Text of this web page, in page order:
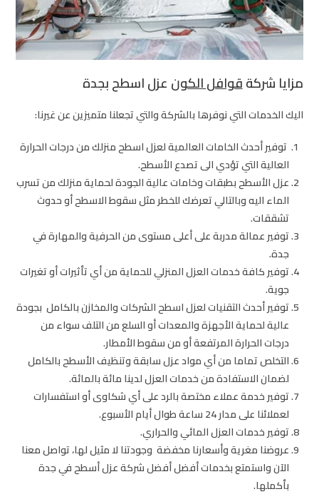
مزايا شركةقوافل الكون عزل اسطح بجدة
اليك الخدمات التي نوفرها بالشركة والتي تجعلنا متميزين عن غيرنا:
توفير أحدث الخامات العالمية لعزل اسطح منزلك من درجات الحرارة
العالية التي تؤدي الى تصدع الأسطح.
عزل الأسطح بطبقات وخامات عالية الجودة لحماية منزلك من تسرب
الماء اليه وبالتالي تعرضك للخطر مثل سقوط الاسطح أو حدوث
تشققات.
توفير عمالة مدربة على أعلى مستوى من الحرفية والمهارة في
جدة.
توفير كافة خدمات العزل المنزلي للحماية من أي تأثيرات أو تغيرات
جوية.
توفير أحدث التقنيات لعزل اسطح الشركات والمخازن بالكامل بجودة
عالية لحماية الأجهزة والمعدات أو السلع من التلف سواء من
درجات الحرارة المرتفعة أو من سقوط الأمطار.
التخلص تماما من أي مواد عزل سابقة وتنظيف الأسطح بالكامل
لضمان الاستفادة من خدمات العزل لدينا مائة بالمائة.
توفير خدمة عملاء مختصة بالرد على أي شكاوى أو استفسارات
لعملائنا على مدار 24 ساعة طوال أيام الأسبوع.
توفير خدمات العزل المائي والحراري.
عروضنا مغرية وأسعارنا مخفضة وجودتنا لا مثيل لها، تواصل معنا
الآن واستمتع بخدمات أفضل أفضل شركة عزل أسطح في جدة
بأكملها.